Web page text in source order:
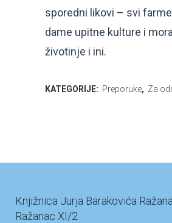
sporedni likovi – svi
dame upitne kulture i
životinje i ini.
KATEGORIJE: Preporuke, Za
Knjižnica Jurja Barakovića
Ražanac XI/2